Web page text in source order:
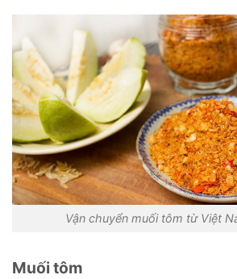
Vận chuyển muối tôm từ Việt
Muối tôm